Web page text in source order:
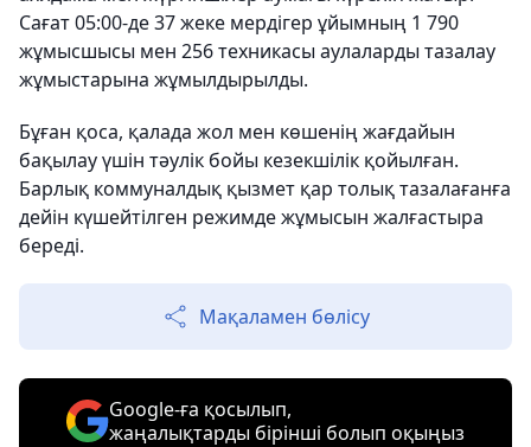
Сағат 05:00-де 37 жеке мердігер ұйымның 1 790
жұмысшысы мен 256 техникасы аулаларды тазалау
жұмыстарына жұмылдырылды.
Бұған қоса, қалада жол мен көшенің жағдайын
бақылау үшін тәулік бойы кезекшілік қойылған.
Барлық коммуналдық қызмет қар толық тазалағанға
дейін күшейтілген режимде жұмысын жалғастыра
береді.
Мақаламен бөлісу
Google-ға қосылып,
жаңалықтарды бірінші болып оқыңыз